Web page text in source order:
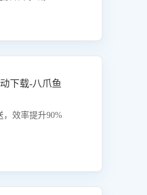
下载-八爪鱼
，效率提升90%